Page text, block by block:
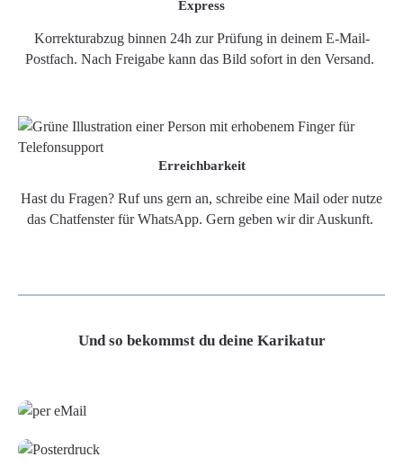
Express
Korrekturabzug binnen 24h zur Prüfung in deinem E-Mail-
Postfach. Nach Freigabe kann das Bild sofort in den Versand.
Erreichbarkeit
Hast du Fragen? Ruf uns gern an, schreibe eine Mail oder nutze
das Chatfenster für WhatsApp. Gern geben wir dir Auskunft.
Und so bekommst du deine Karikatur